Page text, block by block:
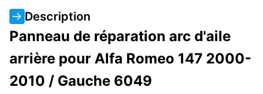
Description
Panneau de réparation arc d'aile
arrière pour Alfa Romeo 147 2000-
2010 / Gauche 6049